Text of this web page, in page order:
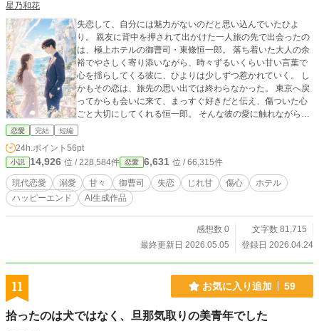
星乃和花
失恋して、自分には魅力がないのだと思い込んでいたひよ
り。 親友に背中を押されて出かけた一人旅の先で出会ったの
は、極上ホテルの御曹司・東條恒一郎。 落ち着いた大人の余
裕でやさしく寄り添いながら、時々ずるいくらい甘い言葉で
心を揺らしてくる彼に、ひよりは少しずつ惹かれていく。 し
かもその恋は、旅先の思い出では終わらなかった。 東京へ戻
ってからも会いに来て、まっすぐ好きだと伝え、傷ついた心
ごと大切にしてくれる恒一郎。 そんな彼の愛に触れながら、
ひよりは“愛されていい自分”を取り戻していく――。 傷心旅
恋愛 完結 短編
24h.ポイント 56pt
小説 14,926 位 / 228,584件 恋愛 6,631 位 / 66,315件
現代恋愛 溺愛 甘々 御曹司 失恋 じれ甘 傷心
ホテル
ハッピーエンド
AI生成作品
感想数 0
文字数 81,715
最終更新日 2026.05.05
登録日 2026.04.24
11 お気に入り追加 59
拾ったのは犬ではなく、旦那気取りの美青年でした